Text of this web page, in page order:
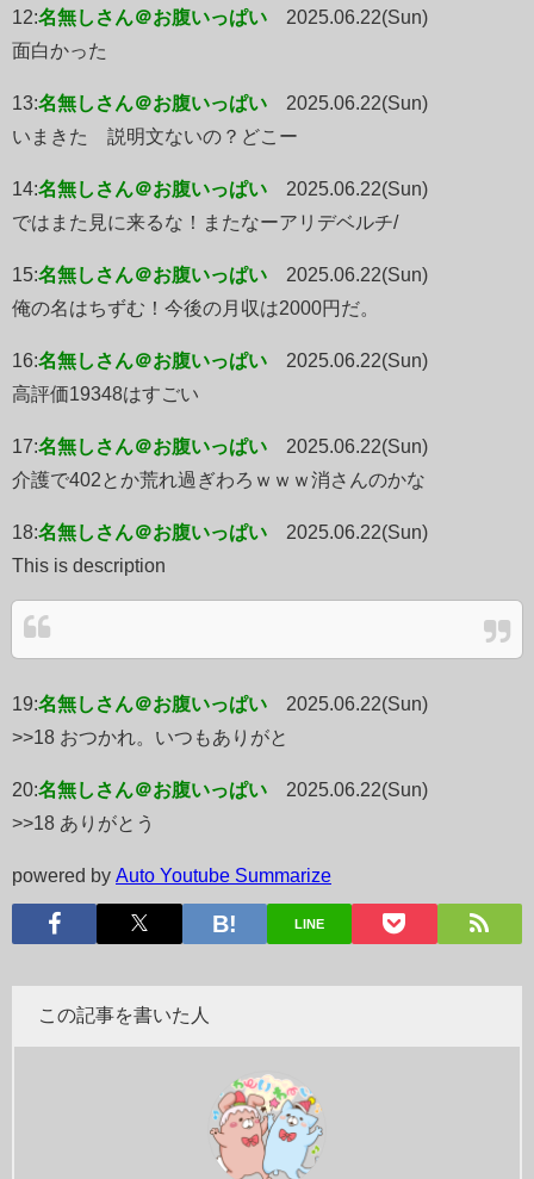
12:名無しさん＠お腹いっぱい
2025.06.22(Sun)
面白かった
13:名無しさん＠お腹いっぱい
2025.06.22(Sun)
いまきた 説明文ないの？どこー
14:名無しさん＠お腹いっぱい
2025.06.22(Sun)
ではまた見に来るな！またなーアリデベルチ/
15:名無しさん＠お腹いっぱい
2025.06.22(Sun)
俺の名はちずむ！今後の月収は2000円だ。
16:名無しさん＠お腹いっぱい
2025.06.22(Sun)
高評価19348はすごい
17:名無しさん＠お腹いっぱい
2025.06.22(Sun)
介護で402とか荒れ過ぎわろｗｗｗ消さんのかな
18:名無しさん＠お腹いっぱい
2025.06.22(Sun)
This is description
19:名無しさん＠お腹いっぱい
2025.06.22(Sun)
>>18 おつかれ。いつもありがと
20:名無しさん＠お腹いっぱい
2025.06.22(Sun)
>>18 ありがとう
powered by Auto Youtube Summarize
LINE
この記事を書いた人